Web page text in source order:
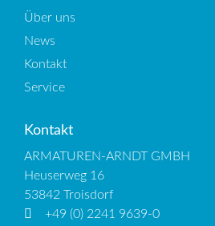
Über uns
News
Kontakt
Service
Kontakt
ARMATUREN-ARNDT GMBH
Heuserweg 16
53842 Troisdorf
+49 (0) 2241 9639-0